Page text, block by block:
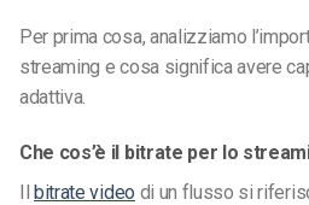
Per prima cosa, analizziamo
streaming e cosa significa avere
adattiva.
Che cos’è il bitrate per lo
Ilbitrate video di un flusso si